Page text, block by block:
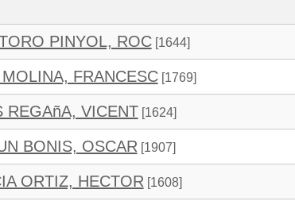
PINYOL, ROC[1644]
FRANCESC[1769]
REGAñA, VICENT [1624]
BONIS, OSCAR [1907]
ORTIZ, HECTOR [1608]